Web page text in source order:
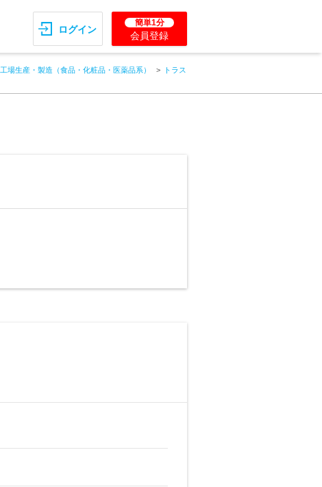
ログイン
簡単1分
会員登録
工場生産・製造（食品・化粧品・医薬品系）
トラス